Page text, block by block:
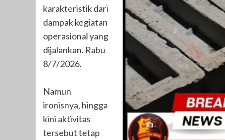
karakteristik dari
dampak kegiatan
operasional yang
dijalankan. Rabu
8/7/2026.
Namun
ironisnya, hingga
kini aktivitas
tersebut tetap